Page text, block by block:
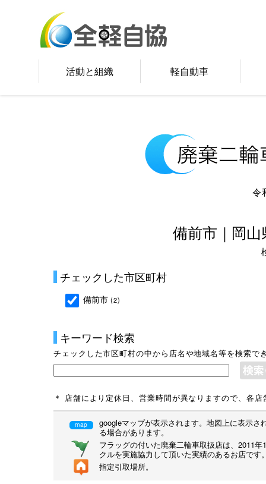
活動と組織 軽自動車
令
備前市｜岡
チェックした市区町村
備前市 (2)
キーワード検索
チェックした市区町村の中から店名や地域名等を検索で
＊ 店舗により定休日、営業時間が異なりますので、各
map
googleマップが表示されます。地図上に表示
る場合があります。
フラッグの付いた廃棄二輪車取扱店は、2011
クルを実施協力して頂いた実績のあるお店です
指定引取場所。